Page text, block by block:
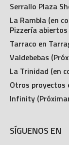
Serrallo Plaza
La Rambla (en
Pizzería abiertos
Tarraco en
Valdebebas
La Trinidad (en
Otros proyectos
Infinity
SÍGUENOS EN